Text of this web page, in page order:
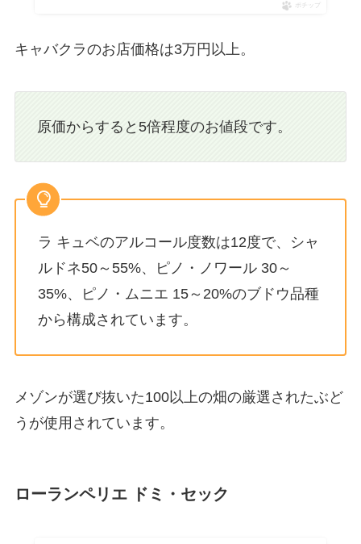
ポチップ
キャバクラのお店価格は3万円以上。
原価からすると5倍程度のお値段です。
ラ キュベのアルコール度数は12度で、シャ
ルドネ50～55%、ピノ・ノワール 30～
35%、ピノ・ムニエ 15～20%のブドウ品種
から構成されています。
メゾンが選び抜いた100以上の畑の厳選されたぶど
うが使用されています。
ローランペリエ ドミ・セック